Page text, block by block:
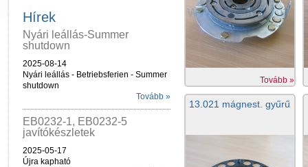
Hírek
Nyári leállás-Summer
shutdown
2025-08-14
Nyári leállás - Betriebsferien - Summer
shutdown
Tovább »
EB0232-1, EB0232-5
javítókészletek
2025-05-17
Újra kapható
Tovább »
13.021 mágnest. gyűrű